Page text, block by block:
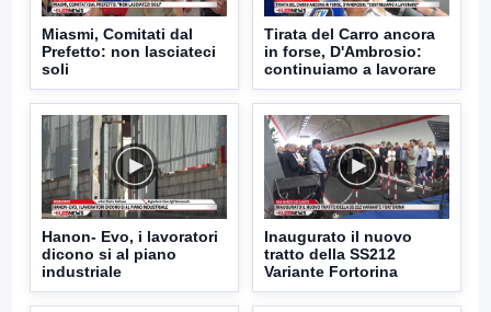
Miasmi, Comitati dal
Prefetto: non lasciateci
soli
Tirata del Carro ancora
in forse, D'Ambrosio:
continuiamo a lavorare
Hanon- Evo, i lavoratori
dicono si al piano
industriale
Inaugurato il nuovo
tratto della SS212
Variante Fortorina